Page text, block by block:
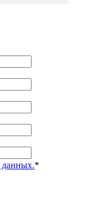
данных.*